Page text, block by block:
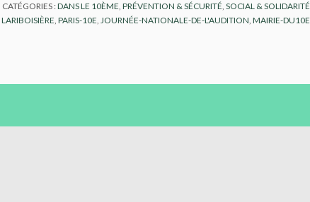
CATÉGORIES :DANS LE 10ÈME,PRÉVENTION & SÉCURITÉ,SOCIAL & SOLIDARITÉ
LARIBOISIÈRE, PARIS-10E, JOURNÉE-NATIONALE-DE-L'AUDITION, MAIRIE-DU10E